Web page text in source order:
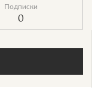
Подписки
0